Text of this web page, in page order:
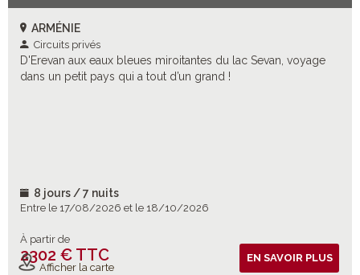
ARMÉNIE
Circuits privés
D'Erevan aux eaux bleues miroitantes du lac Sevan, voyage
dans un petit pays qui a tout d’un grand !
8 jours / 7 nuits
Entre le 17/08/2026 et le 18/10/2026
À partir de
2302 € TTC
Vols inclus
Afficher la carte
EN SAVOIR PLUS